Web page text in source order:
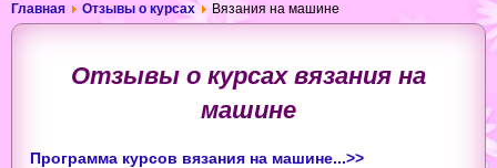
Главная Отзывы о курсах Вязания на машине
Отзывы о курсах вязания на
машине
Программа курсов вязания на машине...>>